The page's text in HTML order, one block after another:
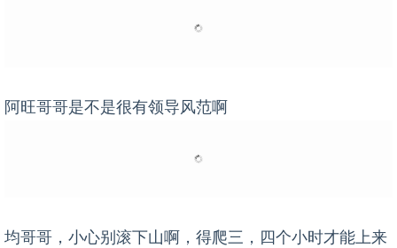
阿旺哥哥是不是很有领导风范啊
均哥哥，小心别滚下山啊，得爬三，四个小时才能上来